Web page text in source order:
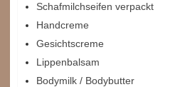
Warenkorb
Schafmilchseifen verpackt
Handcreme
Gesichtscreme
Lippenbalsam
Bodymilk / Bodybutter